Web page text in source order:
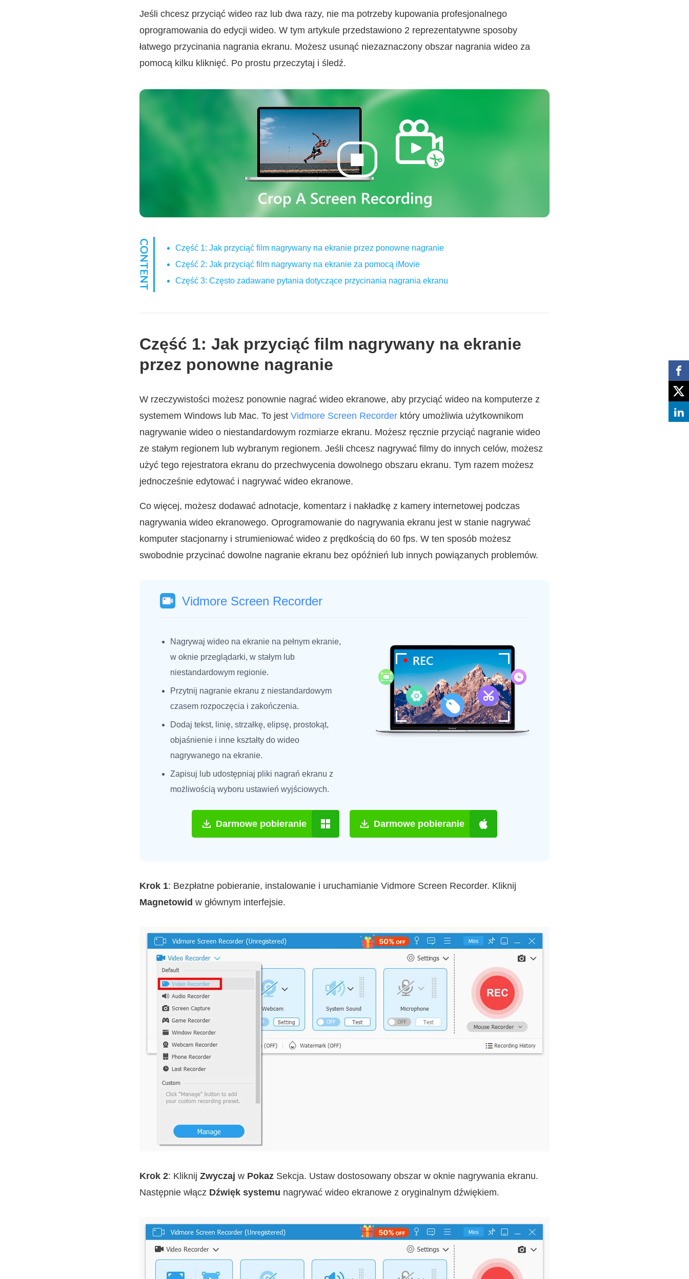
Jeśli chcesz przyciąć wideo raz lub dwa razy, nie ma potrzeby kupowania profesjonalnego
oprogramowania do edycji wideo. W tym artykule przedstawiono 2 reprezentatywne sposoby
łatwego przycinania nagrania ekranu. Możesz usunąć niezaznaczony obszar nagrania wideo za
pomocą kilku kliknięć. Po prostu przeczytaj i śledź.
Część 1: Jak przyciąć film nagrywany na ekranie przez ponowne nagranie
Część 2: Jak przyciąć film nagrywany na ekranie za pomocą iMovie
Część 3: Często zadawane pytania dotyczące przycinania nagrania ekranu
Część 1: Jak przyciąć film nagrywany na ekranie
przez ponowne nagranie
W rzeczywistości możesz ponownie nagrać wideo ekranowe, aby przyciąć wideo na komputerze z
systemem Windows lub Mac. To jest Vidmore Screen Recorder który umożliwia użytkownikom
nagrywanie wideo o niestandardowym rozmiarze ekranu. Możesz ręcznie przyciąć nagranie wideo
ze stałym regionem lub wybranym regionem. Jeśli chcesz nagrywać filmy do innych celów, możesz
użyć tego rejestratora ekranu do przechwycenia dowolnego obszaru ekranu. Tym razem możesz
jednocześnie edytować i nagrywać wideo ekranowe.
Co więcej, możesz dodawać adnotacje, komentarz i nakładkę z kamery internetowej podczas
nagrywania wideo ekranowego. Oprogramowanie do nagrywania ekranu jest w stanie nagrywać
komputer stacjonarny i strumieniować wideo z prędkością do 60 fps. W ten sposób możesz
swobodnie przycinać dowolne nagranie ekranu bez opóźnień lub innych powiązanych problemów.
Vidmore Screen Recorder
Nagrywaj wideo na ekranie na pełnym ekranie,
w oknie przeglądarki, w stałym lub
niestandardowym regionie.
Przytnij nagranie ekranu z niestandardowym
czasem rozpoczęcia i zakończenia.
Dodaj tekst, linię, strzałkę, elipsę, prostokąt,
objaśnienie i inne kształty do wideo
nagrywanego na ekranie.
Zapisuj lub udostępniaj pliki nagrań ekranu z
możliwością wyboru ustawień wyjściowych.
Darmowe pobieranie Darmowe pobieranie
Krok 1: Bezpłatne pobieranie, instalowanie i uruchamianie Vidmore Screen Recorder. Kliknij
Magnetowid w głównym interfejsie.
Krok 2: Kliknij Zwyczaj w Pokaz Sekcja. Ustaw dostosowany obszar w oknie nagrywania ekranu.
Następnie włącz Dźwięk systemu nagrywać wideo ekranowe z oryginalnym dźwiękiem.